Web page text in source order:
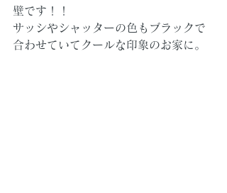
壁です！！
サッシやシャッターの色もブラックで
合わせていてクールな印象のお家に。